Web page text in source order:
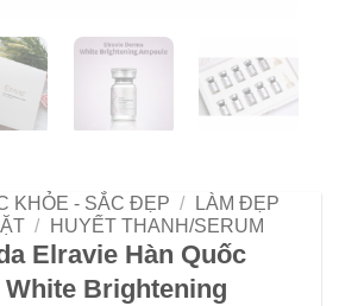
KHỎE - SẮC ĐẸP /
LÀM ĐẸP
/ HUYẾT THANH/SERUM
Elravie Hàn Quốc
Brightening